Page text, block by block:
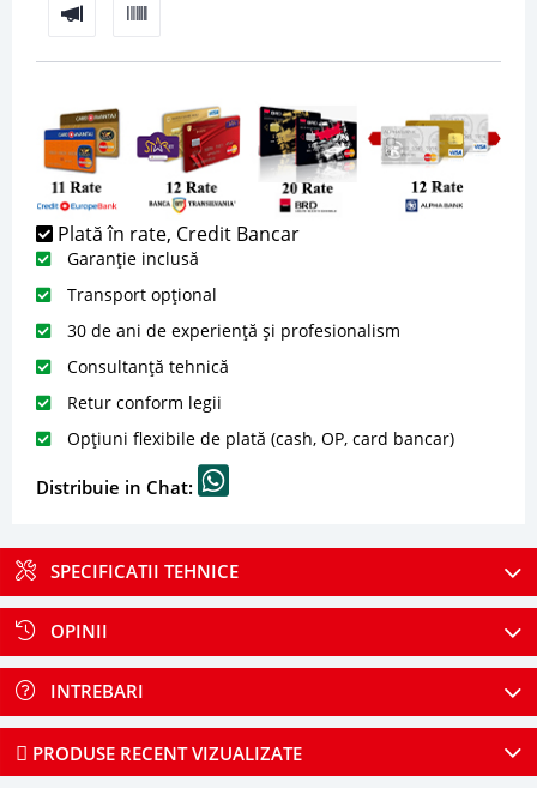
Plată în rate, Credit Bancar
Garanție inclusă
Transport opțional
30 de ani de experiență și profesionalism
Consultanță tehnică
Retur conform legii
Opțiuni flexibile de plată (cash, OP, card bancar)
Distribuie in Chat:
SPECIFICATII TEHNICE
OPINII
INTREBARI
PRODUSE RECENT VIZUALIZATE